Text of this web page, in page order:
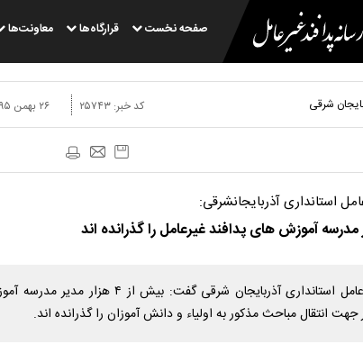
صفحه نخست قرارگاه‌ها معاونت‌ها
شرقی ۲۶ بهمن ۱۳۹۵ - ۰۹:۳۴ کد خبر: ۲۵۷۴۳
استانداری آذربایجانشرقی:
مدیر کل پدافند غیرعامل استانداری آذربایجان شرقی گفت: بیش از ۴
جهت انتقال مباحث مذکور به اولیاء و دانش آموزان را گذرانده اند.